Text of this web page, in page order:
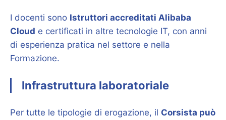
I docenti sono Istruttori accreditati Alibaba
Cloud e certificati in altre tecnologie IT, con anni
di esperienza pratica nel settore e nella
Formazione.
Infrastruttura laboratoriale
Per tutte le tipologie di erogazione, il Corsista può